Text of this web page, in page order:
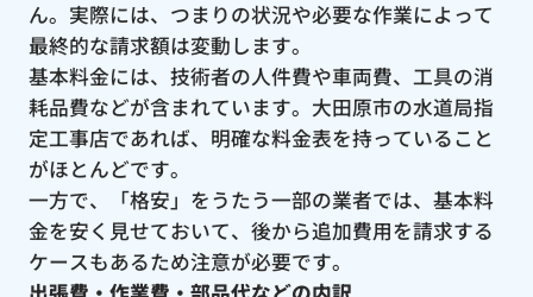
ん。実際には、つまりの状況や必要な作業によって
最終的な請求額は変動します。
基本料金には、技術者の人件費や車両費、工具の消
耗品費などが含まれています。大田原市の水道局指
定工事店であれば、明確な料金表を持っていること
がほとんどです。
一方で、「格安」をうたう一部の業者では、基本料
金を安く見せておいて、後から追加費用を請求する
ケースもあるため注意が必要です。